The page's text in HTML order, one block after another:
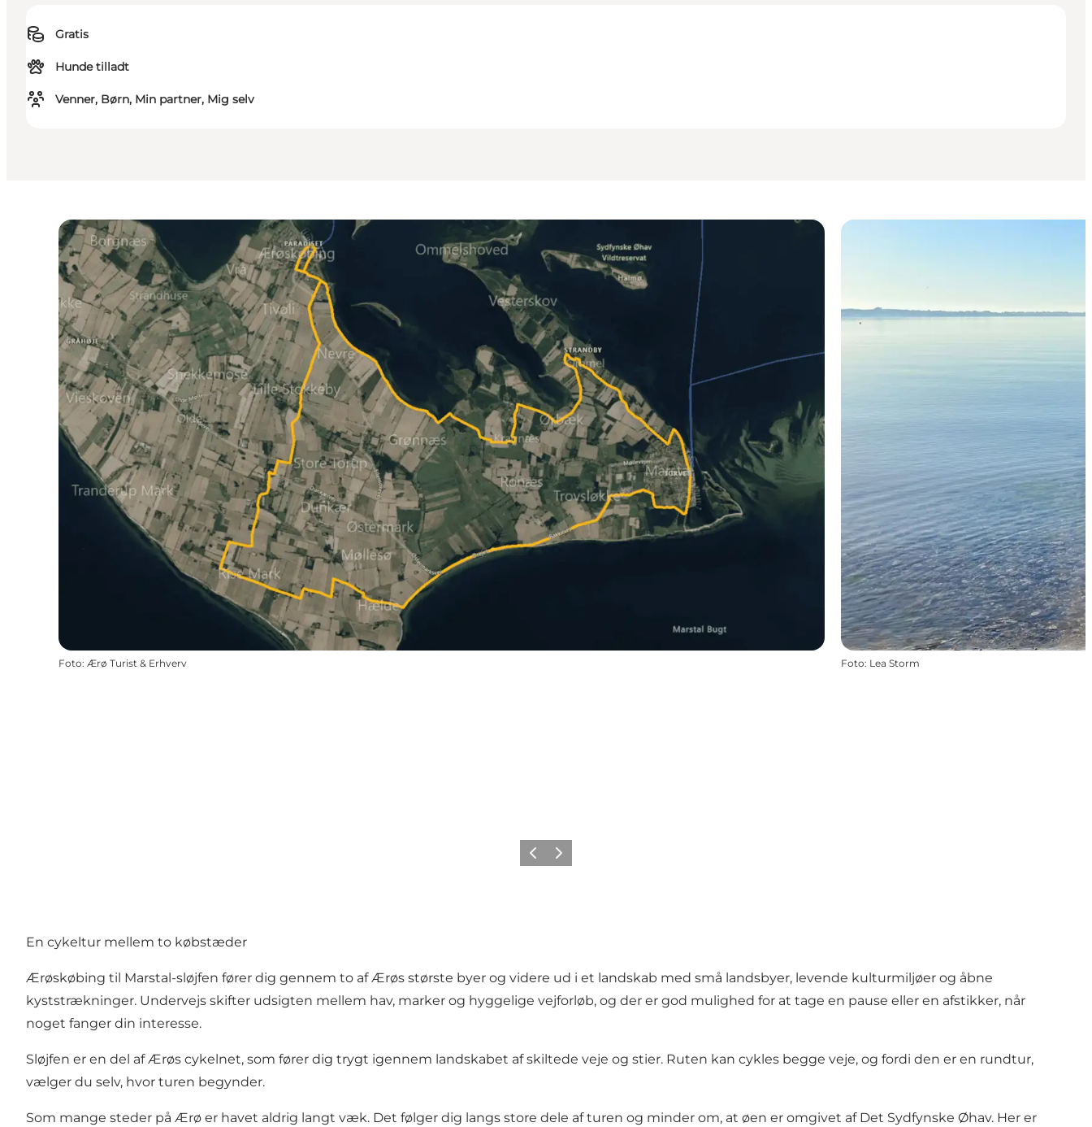
Gratis
Hunde tilladt
Venner, Børn, Min partner, Mig selv
Foto: Ærø Turist & Erhverv Foto: Lea Storm
ForrigeNæste
En cykeltur mellem to købstæder
Ærøskøbing til Marstal-sløjfen fører dig gennem to af Ærøs største byer og videre ud i et landskab med små landsbyer, levende kulturmiljøer og åbne
kyststrækninger. Undervejs skifter udsigten mellem hav, marker og hyggelige vejforløb, og der er god mulighed for at tage en pause eller en afstikker, når
noget fanger din interesse.
Sløjfen er en del af Ærøs cykelnet, som fører dig trygt igennem landskabet af skiltede veje og stier. Ruten kan cykles begge veje, og fordi den er en rundtur,
vælger du selv, hvor turen begynder.
Som mange steder på Ærø er havet aldrig langt væk. Det følger dig langs store dele af turen og minder om, at øen er omgivet af Det Sydfynske Øhav. Her er